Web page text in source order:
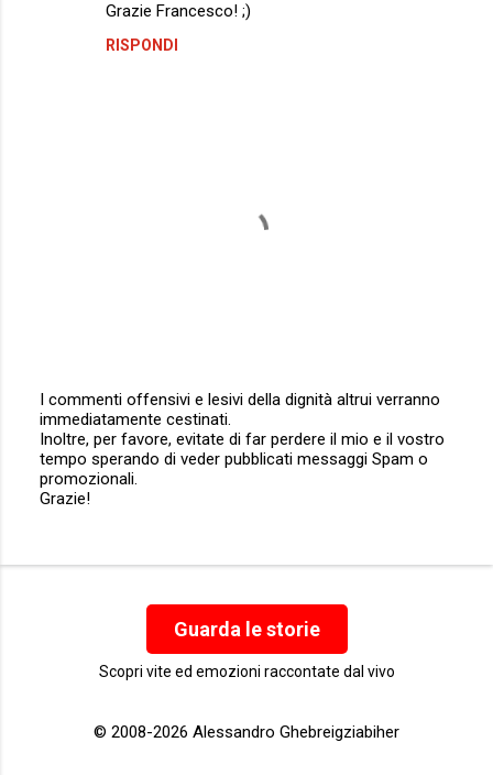
Grazie Francesco! ;)
RISPONDI
P
o
s
t
a
c
I commenti offensivi e lesivi della dignità altrui verranno
immediatamente cestinati.
Inoltre, per favore, evitate di far perdere il mio e il vostro
tempo sperando di veder pubblicati messaggi Spam o
promozionali.
Grazie!
Guarda le storie
Scopri vite ed emozioni raccontate dal vivo
© 2008-2026 Alessandro Ghebreigziabiher